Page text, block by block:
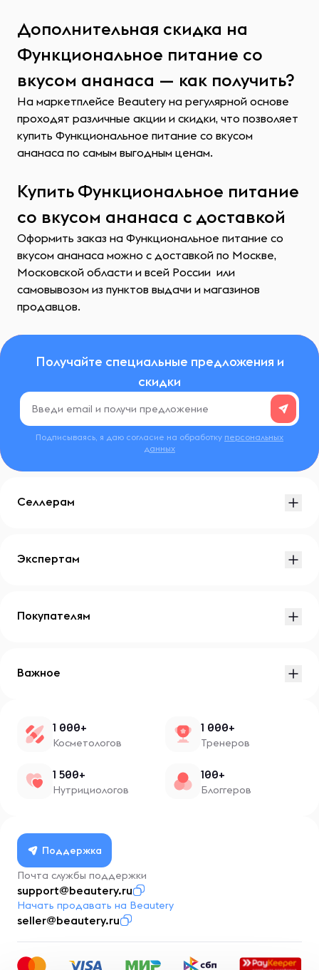
Дополнительная скидка на
Функциональное питание со
вкусом ананаса — как получить?
На маркетплейсе Beautery на регулярной основе
проходят различные акции и скидки, что позволяет
купить Функциональное питание со вкусом
ананаса по самым выгодным ценам.
Купить Функциональное питание
со вкусом ананаса с доставкой
Оформить заказ на Функциональное питание со
вкусом ананаса можно с доставкой по Москве,
Московской области и всей России или
самовывозом из пунктов выдачи и магазинов
продавцов.
Получайте специальные предложения и
скидки
Подписываясь, я даю согласие на обработку персональных
данных
Селлерам
Экспертам
Покупателям
Важное
1 000+
Косметологов
1 000+
Тренеров
1 500+
Нутрициологов
100+
Блоггеров
Поддержка
Почта службы поддержки
support@beautery.ru
Начать продавать на Beautery
seller@beautery.ru